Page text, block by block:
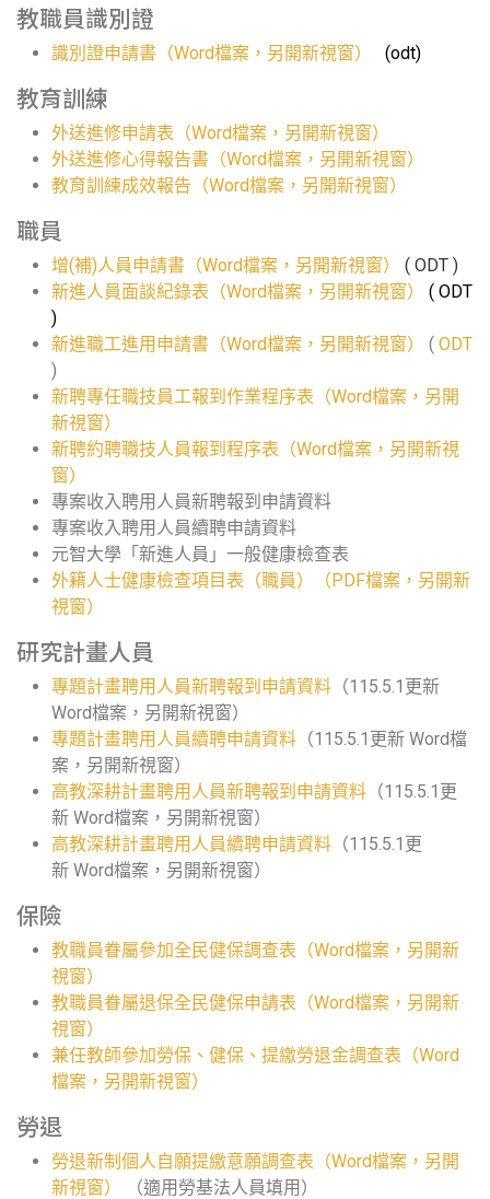
教職員識別證
識別證申請書（Word檔案，另開新視窗） (odt)
教育訓練
外送進修申請表（Word檔案，另開新視窗）
外送進修心得報告書（Word檔案，另開新視窗）
教育訓練成效報告（Word檔案，另開新視窗）
職員
增(補)人員申請書（Word檔案，另開新視窗） ( ODT )
新進人員面談紀錄表（Word檔案，另開新視窗） ( ODT
)
新進職工進用申請書（Word檔案，另開新視窗） ( ODT
)
新聘專任職技員工報到作業程序表（Word檔案，另開
新視窗）
新聘約聘職技人員報到程序表（Word檔案，另開新視
窗）
專案收入聘用人員新聘報到申請資料
專案收入聘用人員續聘申請資料
元智大學「新進人員」一般健康檢查表
外籍人士健康檢查項目表（職員）（PDF檔案，另開新
視窗）
研究計畫人員
專題計畫聘用人員新聘報到申請資料 （115.5.1更新
Word檔案，另開新視窗）
專題計畫聘用人員續聘申請資料 （115.5.1更新 Word檔
案，另開新視窗）
高教深耕計畫聘用人員新聘報到申請資料 （115.5.1更
新 Word檔案，另開新視窗）
高教深耕計畫聘用人員續聘申請資料 （115.5.1更
新 Word檔案，另開新視窗）
保險
教職員眷屬參加全民健保調查表（Word檔案，另開新
視窗）
教職員眷屬退保全民健保申請表（Word檔案，另開新
視窗）
兼任教師參加勞保、健保、提繳勞退金調查表（Word
檔案，另開新視窗）
勞退
勞退新制個人自願提繳意願調查表（Word檔案，另開
新視窗）
（適用勞基法人員填用）